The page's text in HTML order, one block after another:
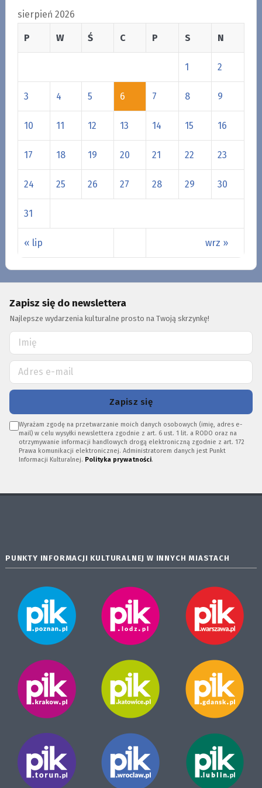
sierpień 2026
P W Ś C P S N
« lip wrz »
1 2
3 4 5 6 7 8 9
10 11 12 13 14 15 16
17 18 19 20 21 22 23
24 25 26 27 28 29 30
31
Zapisz się do newslettera
Najlepsze wydarzenia kulturalne prosto na Twoją skrzynkę!
Zapisz się
Wyrażam zgodę na przetwarzanie moich danych osobowych (imię, adres e-
mail) w celu wysyłki newslettera zgodnie z art. 6 ust. 1 lit. a RODO oraz na
otrzymywanie informacji handlowych drogą elektroniczną zgodnie z art. 172
Prawa komunikacji elektronicznej. Administratorem danych jest Punkt
Informacji Kulturalnej. Polityka prywatności.
PUNKTY INFORMACJI KULTURALNEJ W INNYCH MIASTACH